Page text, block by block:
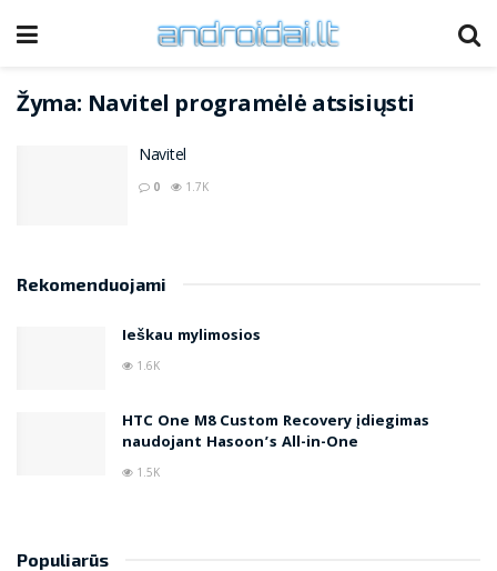
Žyma: Navitel programėlė atsisiųsti
Navitel
0 1.7K
Rekomenduojami
Ieškau mylimosios
1.6K
HTC One M8 Custom Recovery įdiegimas
naudojant Hasoon’s All-in-One
1.5K
Populiarūs